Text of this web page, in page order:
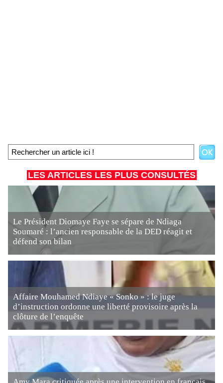
LES ARTICLES LES PLUS CONSULTÉS
Le Président Diomaye Faye se sépare de Ndiaga
Soumaré : l’ancien responsable de la DED réagit et
défend son bilan
Affaire Mouhamed Ndiaye « Sonko » : le juge
d’instruction ordonne une liberté provisoire après la
clôture de l’enquête